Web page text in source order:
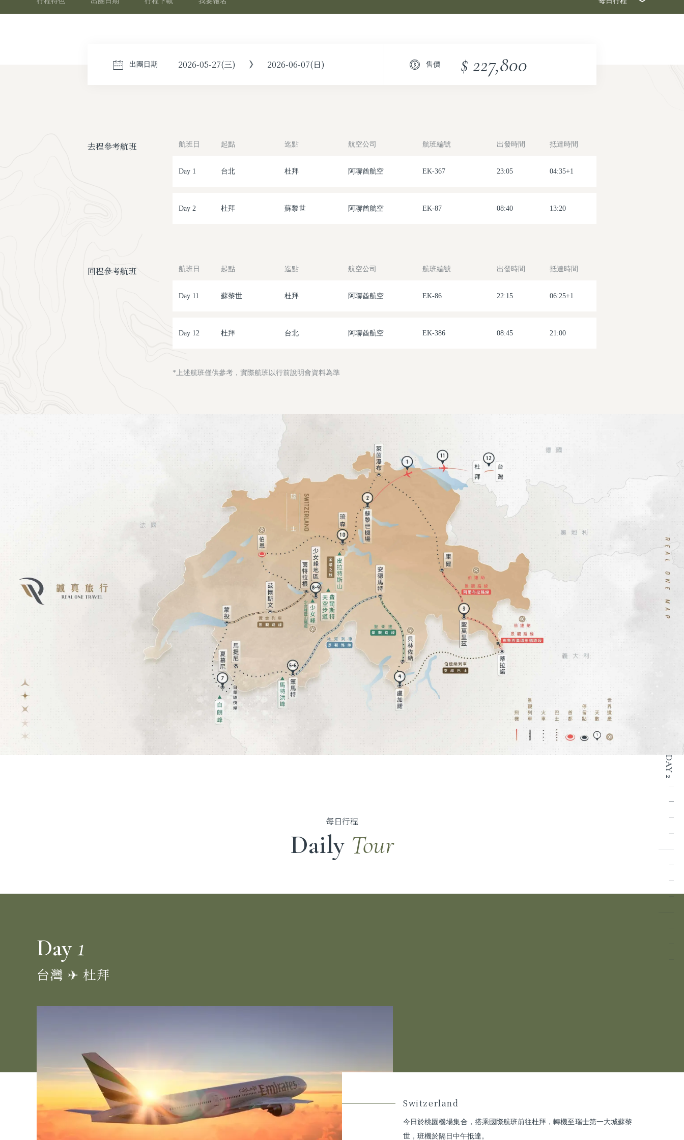
出團日期 2026-05-27(三) 2026-06-07(日) 售價 $ 227,800
去程參考航班 航班日 起點 迄點 航空公司 航班編號 出發時間 抵達時間
Day 1 台北 杜拜 阿聯酋航空 EK-367 23:05 04:35+1
Day 2 杜拜 蘇黎世 阿聯酋航空 EK-87 08:40 13:20
回程參考航班 航班日 起點 迄點 航空公司 航班編號 出發時間 抵達時間
Day 11 蘇黎世 杜拜 阿聯酋航空 EK-86 22:15 06:25+1
Day 12 杜拜 台北 阿聯酋航空 EK-386 08:45 21:00
*上述航班僅供參考，實際航班以行前說明會資料為準
每日行程
Daily Tour
Day1
台灣 ✈︎ 杜拜
Switzerland
今日於桃園機場集合，搭乘國際航班前往杜拜，轉機至瑞士第一大城蘇黎
世，班機於隔日中午抵達。
DAY 2